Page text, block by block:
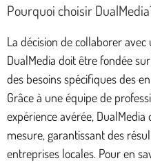
Pourquoi choisir
La décision de collaborer
DualMedia doit être fondée
des besoins spécifiques des
Grâce à une équipe de
expérience avérée,
mesure, garantissant des
entreprises locales. Pour en